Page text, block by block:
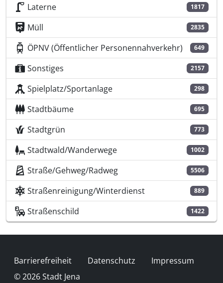
Laterne 1817
Müll 2835
ÖPNV (Öffentlicher Personennahverkehr) 649
Sonstiges 2157
Spielplatz/Sportanlage 298
Stadtbäume 695
Stadtgrün 773
Stadtwald/Wanderwege 1002
Straße/Gehweg/Radweg 5506
Straßenreinigung/Winterdienst 889
Straßenschild 1422
Fußzeile
Barrierefreiheit Datenschutz
Impressum
© 2026 Stadt Jena